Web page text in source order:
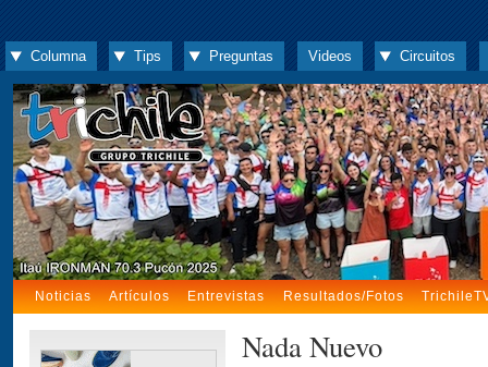
Columna Tips Preguntas Videos Circuitos
Noticias Artículos Entrevistas Resultados/Fotos
Nada Nuevo